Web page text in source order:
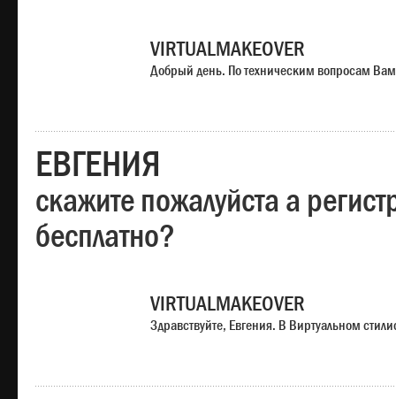
VIRTUALMAKEOVER
Добрый день. По техническим вопросам
ЕВГЕНИЯ
скажите пожалуйста а
бесплатно?
VIRTUALMAKEOVER
Здравствуйте, Евгения. В Виртуальном